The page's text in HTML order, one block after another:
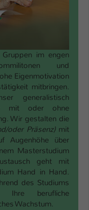
im engen
und
Eigenmotivation
mitbringen.
generalistisch
mit oder ohne
Wir gestalten die
oder Präsenz)mit
Augenhöhe über
Masterstudium
geht mit
Hand in Hand.
des Studiums
Ihre berufliche
Wachstum.